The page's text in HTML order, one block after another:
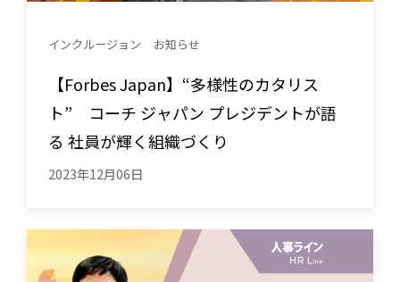
インクルージョン お知らせ
【Forbes Japan】“多様性のカタリス
ト” コーチ ジャパン プレジデントが語
る 社員が輝く組織づくり
2023年12月06日